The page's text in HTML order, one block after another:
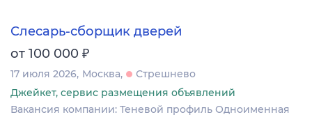
Слесарь-сборщик дверей
от 100 000 ₽
17 июля 2026 Москва
Стрешнево
Джейкет, сервис размещения объявлений
Вакансия компании: Теневой профиль Одноименная